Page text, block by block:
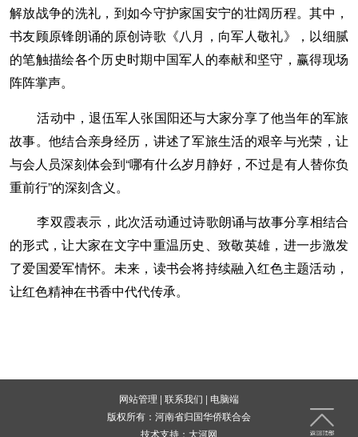
解放战争的洗礼，到如今守护家国安宁的壮阔历程。其中，
书友顾原锋朗诵的原创诗歌《八月，向军人敬礼》，以细腻
的笔触描绘各个历史时期中国军人的奉献和坚守，赢得现场
阵阵掌声。
活动中，退伍军人张国阳还与大家分享了他当年的军旅
故事。他结合亲身经历，讲述了军旅生活的艰辛与光荣，让
与会人员深刻体会到“哪有什么岁月静好，不过是有人替你负
重前行”的深刻含义。
李双霞表示，此次活动通过诗歌朗诵与故事分享相结合
的形式，让大家在文字中重温历史、致敬英雄，进一步激发
了爱国爱军情怀。未来，读书会将持续融入红色主题活动，
让红色精神在书香中代代传承。
网站管理 | 联系我们 | 电脑端
版权所有：河南省归国华侨联合会
技术支持： 大河网